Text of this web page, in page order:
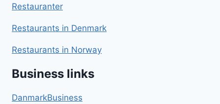
Restauranter
Restaurants in Denmark
Restaurants in Norway
Business links
DanmarkBusiness